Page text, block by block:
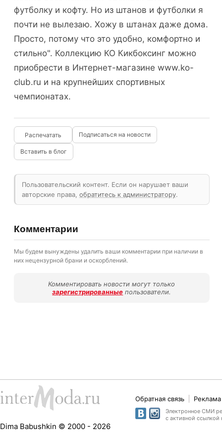
футболку и кофту. Но из штанов и футболки я
почти не вылезаю. Хожу в штанах даже дома.
Просто, потому что это удобно, комфортно и
стильно". Коллекцию КО Кикбоксинг можно
приобрести в Интернет-магазине www.ko-
club.ru и на крупнейших спортивных
чемпионатах.
Подписаться на новости
Вставить в блог
Пользовательский контент. Если он нарушает ваши
авторские права, обратитесь к администратору.
Комментарии
Мы будем вынуждены удалить ваши комментарии при наличии в
них нецензурной брани и оскорблений.
Комментировать новости могут только
зарегистрированные пользователи.
Dima Babushkin © 2000 - 2026
Обратная связь
Электронное СМИ
с активной ссылкой